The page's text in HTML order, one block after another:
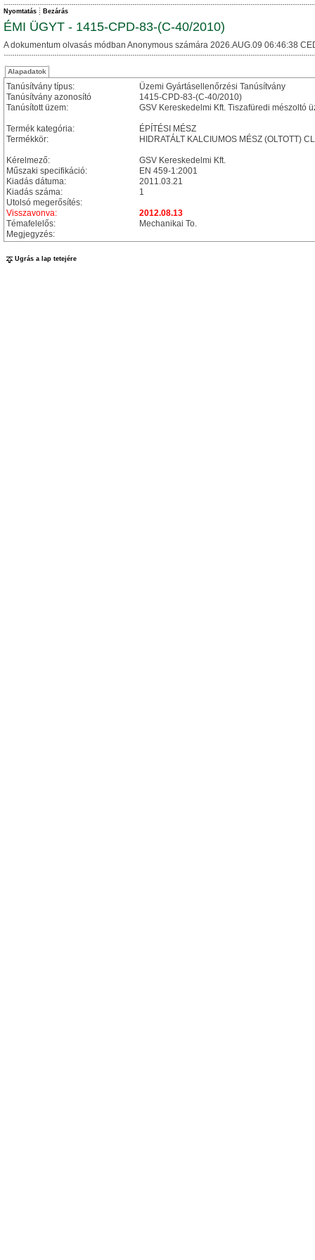
Nyomtatás Bezárás
ÉMI ÜGYT - 1415-CPD-83-(C-40/2010)
A dokumentum olvasás módban Anonymous számára 2026.AUG.09 06:46:38
Alapadatok
Tanúsítvány típus:
Üzemi Gyártásellenőrzési Tanúsítvány
Tanúsítvány azonosító
1415-CPD-83-(C-40/2010)
Tanúsított üzem:
GSV Kereskedelmi Kft. Tiszafüredi mészoltó
Termék kategória:
ÉPÍTÉSI MÉSZ
Termékkör:
HIDRATÁLT KALCIUMOS MÉSZ (OLTOTT)
Kérelmező:
GSV Kereskedelmi Kft.
Műszaki specifikáció:
EN 459-1:2001
Kiadás dátuma:
2011.03.21
Kiadás száma:
1
Utolsó megerősítés:
Visszavonva:
2012.08.13
Témafelelős:
Mechanikai To.
Megjegyzés:
Ugrás a lap tetejére